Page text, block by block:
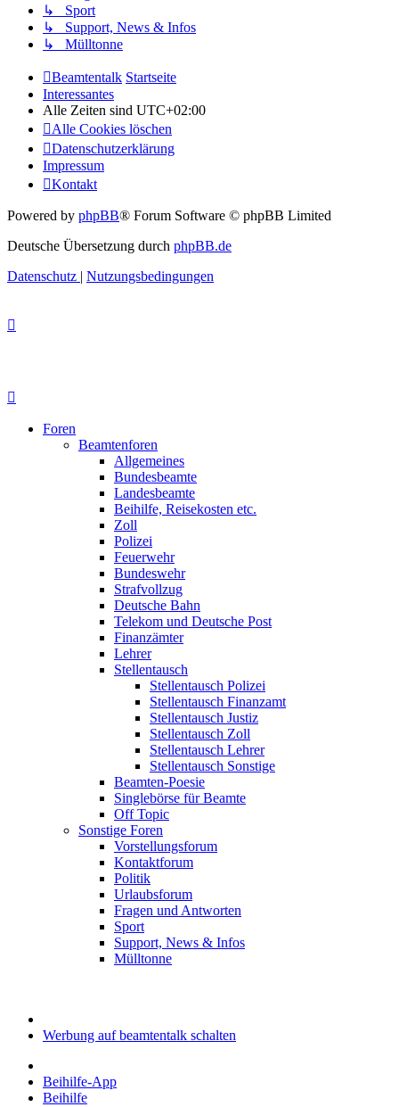
↳ Sport
↳ Support, News & Infos
↳ Mülltonne
Beamtentalk Startseite
Interessantes
Alle Zeiten sind UTC+02:00
Alle Cookies löschen
Datenschutzerklärung
Impressum
Kontakt
Powered by phpBB® Forum Software © phpBB Limited
Deutsche Übersetzung durch phpBB.de
Datenschutz | Nutzungsbedingungen
Foren
Beamtenforen
Allgemeines
Bundesbeamte
Landesbeamte
Beihilfe, Reisekosten etc.
Zoll
Polizei
Feuerwehr
Bundeswehr
Strafvollzug
Deutsche Bahn
Telekom und Deutsche Post
Finanzämter
Lehrer
Stellentausch
Stellentausch Polizei
Stellentausch Finanzamt
Stellentausch Justiz
Stellentausch Zoll
Stellentausch Lehrer
Stellentausch Sonstige
Beamten-Poesie
Singlebörse für Beamte
Off Topic
Sonstige Foren
Vorstellungsforum
Kontaktforum
Politik
Urlaubsforum
Fragen und Antworten
Sport
Support, News & Infos
Mülltonne
Werbung auf beamtentalk schalten
Beihilfe-App
Beihilfe